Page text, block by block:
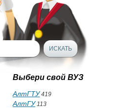
Выбери свой ВУЗ
АлтГТУ419
АлтГУ113